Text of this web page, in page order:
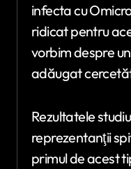
infecta cu
ridicat pentru
vorbim despre
adăugat
Rezultatele
reprezentanţii
primul de acest